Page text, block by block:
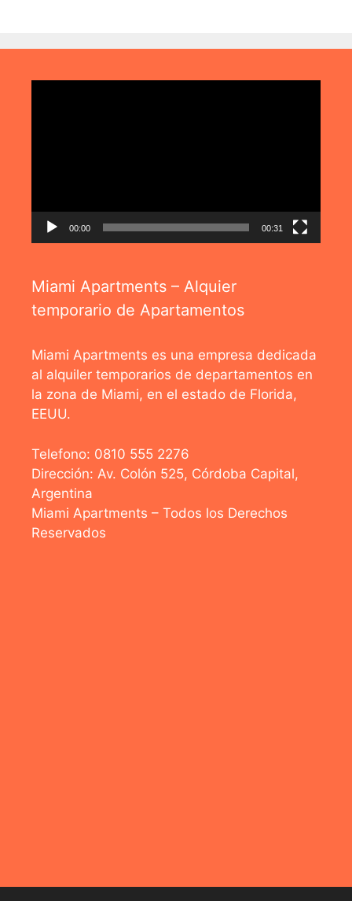
00:00 00:31
Miami Apartments – Alquier
temporario de Apartamentos
Miami Apartments es una empresa dedicada
al alquiler temporarios de departamentos en
la zona de Miami, en el estado de Florida,
EEUU.
Telefono: 0810 555 2276
Dirección: Av. Colón 525, Córdoba Capital,
Argentina
Miami Apartments – Todos los Derechos
Reservados